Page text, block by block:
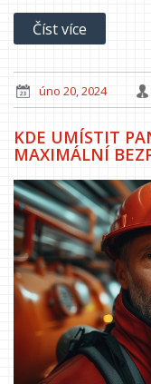
typy dřevěných
nejlepší výsledky.
Číst více
úno 20, 2024
KDE UMÍSTIT
MAXIMÁLNÍ